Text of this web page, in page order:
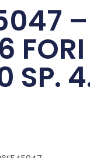
–
FORI
SP.